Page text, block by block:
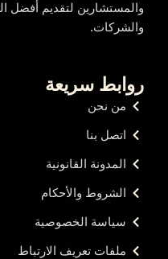
والمستشارين لتقديم أفضل
والشركات.
روابط سريعة
من نحن
اتصل بنا
المدونة القانونية
الشروط والأحكام
سياسة الخصوصية
ملفات تعريف الارتباط